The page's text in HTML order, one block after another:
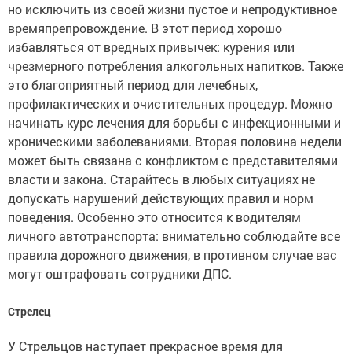
но исключить из своей жизни пустое и непродуктивное
времяпрепровождение. В этот период хорошо
избавляться от вредных привычек: курения или
чрезмерного потребления алкогольных напитков. Также
это благоприятный период для лечебных,
профилактических и очистительных процедур. Можно
начинать курс лечения для борьбы с инфекционными и
хроническими заболеваниями. Вторая половина недели
может быть связана с конфликтом с представителями
власти и закона. Старайтесь в любых ситуациях не
допускать нарушений действующих правил и норм
поведения. Особенно это относится к водителям
личного автотранспорта: внимательно соблюдайте все
правила дорожного движения, в противном случае вас
могут оштрафовать сотрудники ДПС.
Стрелец
У Стрельцов наступает прекрасное время для